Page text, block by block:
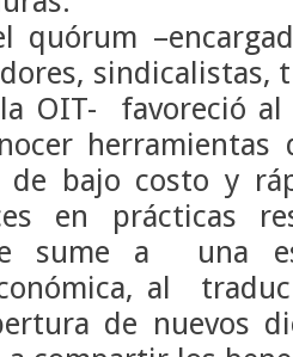
quórum
sindicalistas,
OIT- favoreció
herramientas
de bajo costo y
en prácticas
a una
al
de nuevos